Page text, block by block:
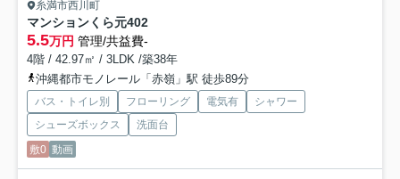
糸満市西川町
マンションくら元402
5.5万円 管理/共益費-
4階 / 42.97㎡ / 3LDK /築38年
沖縄都市モノレール「赤嶺」駅 徒歩89分
バス・トイレ別 フローリング 電気有
シャワー
シューズボックス
洗面台
敷0 動画